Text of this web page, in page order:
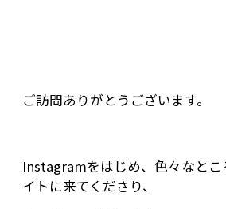
ご訪問ありがとうございます。
Instagramをはじめ、色々なと
イトに来てくださり、